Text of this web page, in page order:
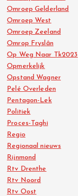
Omroep Gelderland
Omroep West
Omroep Zeeland
Omrop Fryslân
Op Weg Naar Tk2023
Opmerkelijk
Opstand Wagner
Pelé Overleden
Pentagon-Lek
Politiek
Proces-Taghi
Regio
Regionaal nieuws
Rijnmond
Rtv Drenthe
Rtv Noord
Rtv Oost